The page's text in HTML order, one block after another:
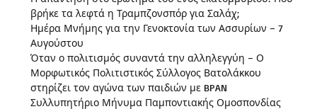
βρήκε τα λεφτά η Τραμπζονσπόρ για Σαλάχ;
Ημέρα Μνήμης για την Γενοκτονία των Ασσυρίων – 7
Αυγούστου
Όταν ο πολιτισμός συναντά την αλληλεγγύη – Ο
Μορφωτικός Πολιτιστικός Σύλλογος Βατολάκκου
στηρίζει τον αγώνα των παιδιών με BPAN
Συλλυπητήριο Μήνυμα Παμποντιακής Ομοσπονδίας